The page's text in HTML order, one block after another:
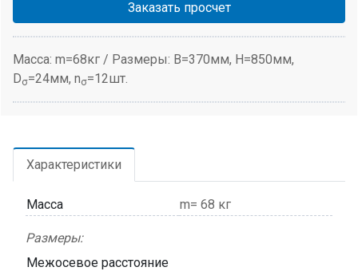
Заказать просчет
Масса: m=68кг / Размеры: В=370мм, H=850мм,
Dσ=24мм, nσ=12шт.
Характеристики
Масса m= 68 кг
Размеры:
Межосевое расстояние